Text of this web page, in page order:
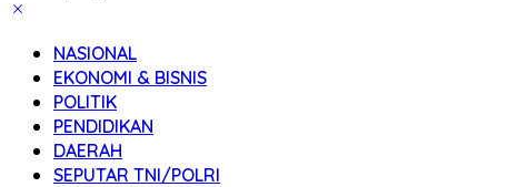
NASIONAL
EKONOMI & BISNIS
POLITIK
PENDIDIKAN
DAERAH
SEPUTAR TNI/POLRI